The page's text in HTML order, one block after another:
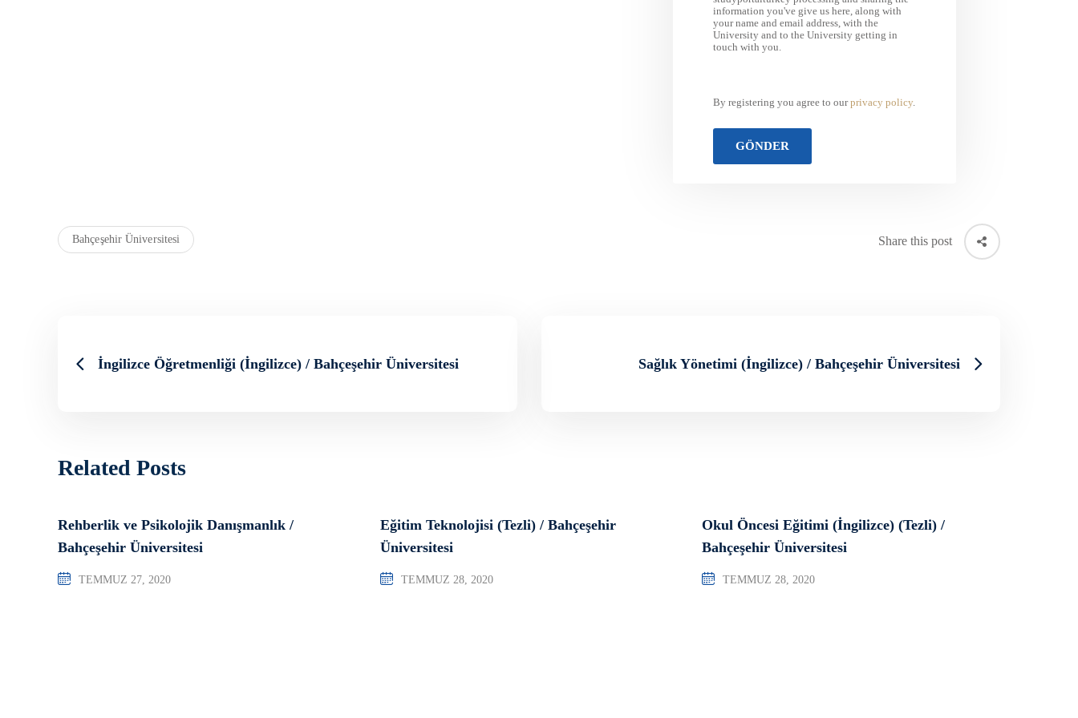
information you've give us here, along with
your name and email address, with the
University and to the University getting in
touch with you.
By registering you agree to ourprivacy policy.
Bahçeşehir Üniversitesi Share this post
İngilizce Öğretmenliği (İngilizce) / Bahçeşehir Üniversitesi Sağlık Yönetimi (İngilizce) / Bahçeşehir Üniversitesi
Related Posts
Rehberlik ve Psikolojik Danışmanlık /
Bahçeşehir Üniversitesi
TEMMUZ 27, 2020
Eğitim Teknolojisi (Tezli) / Bahçeşehir
Üniversitesi
TEMMUZ 28, 2020
Okul Öncesi Eğitimi (İngilizce) (Tezli) /
Bahçeşehir Üniversitesi
TEMMUZ 28, 2020